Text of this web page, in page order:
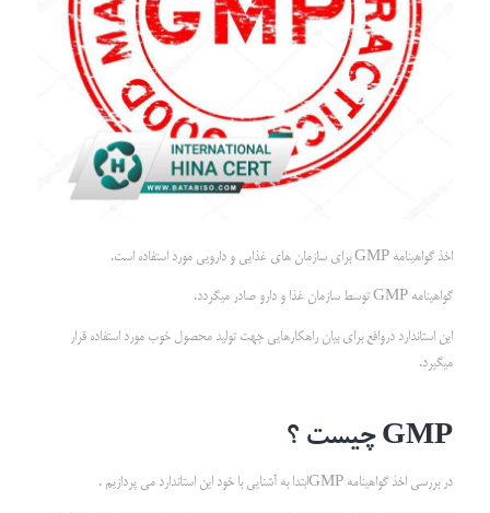
اخذ گواهینامه GMP برای سازمان های غذایی و دارویی مورد استفاده است.
گواهینامه GMP توسط سازمان غذا و دارو صادر میگردد.
این استاندارد درواقع برای بیان راهکارهایی جهت تولید محصول خوب مورد استفاده قرار
میگیرد.
GMP چیست ؟
در بررسی اخذ گواهینامه GMPابتدا به آشنایی با خود این استاندارد می پردازیم .